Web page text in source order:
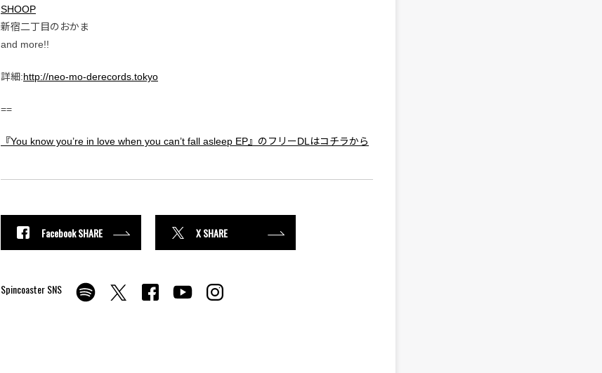
SHOOP
新宿二丁目のおかま
and more!!
詳細:http://neo-mo-derecords.tokyo
==
『You know you’re in love when you can’t fall asleep EP』のフリーDLはコチラから
Facebook SHARE X SHARE
Spincoaster SNS